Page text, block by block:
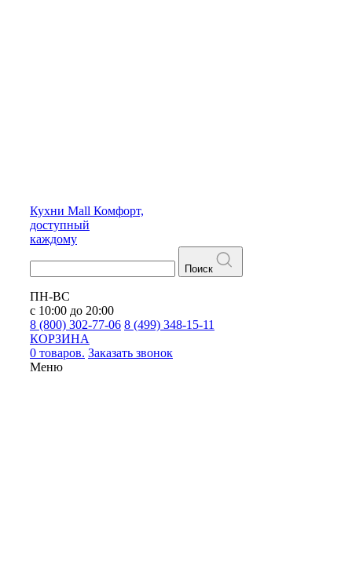
Кухни Mall Комфорт,
доступный
каждому
Поиск
ПН-ВС
с 10:00 до 20:00
8 (800) 302-77-06 8 (499) 348-15-11
КОРЗИНА
0 товаров. Заказать звонок
Меню